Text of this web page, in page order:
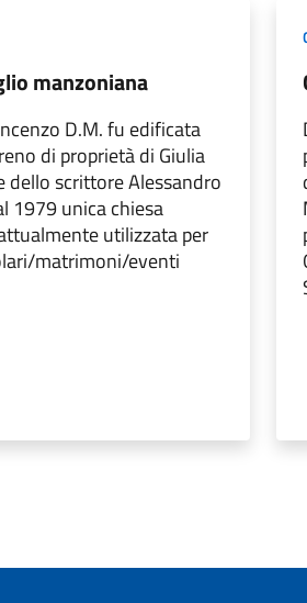
manzoniana
D.M. fu edificata
di proprietà di Giulia
dello scrittore Alessandro
1979 unica chiesa
utilizzata per
matrimoni/eventi